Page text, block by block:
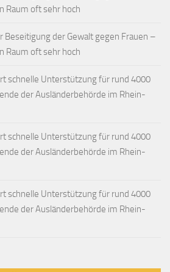
Raum oft sehr hoch
Beseitigung der Gewalt gegen Frauen –
Raum oft sehr hoch
schnelle Unterstützung für rund 4000
der Ausländerbehörde im Rhein-
schnelle Unterstützung für rund 4000
der Ausländerbehörde im Rhein-
schnelle Unterstützung für rund 4000
der Ausländerbehörde im Rhein-